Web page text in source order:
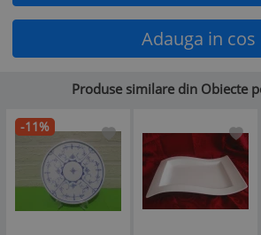
Adauga in cos
Produse similare din Obiecte
-11%